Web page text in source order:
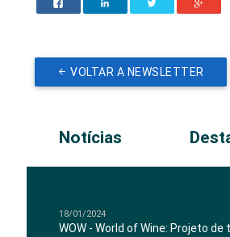
VOLTAR A NEWSLETTER
Notícias
18/01/2024
WOW - World of Wine: Projeto de